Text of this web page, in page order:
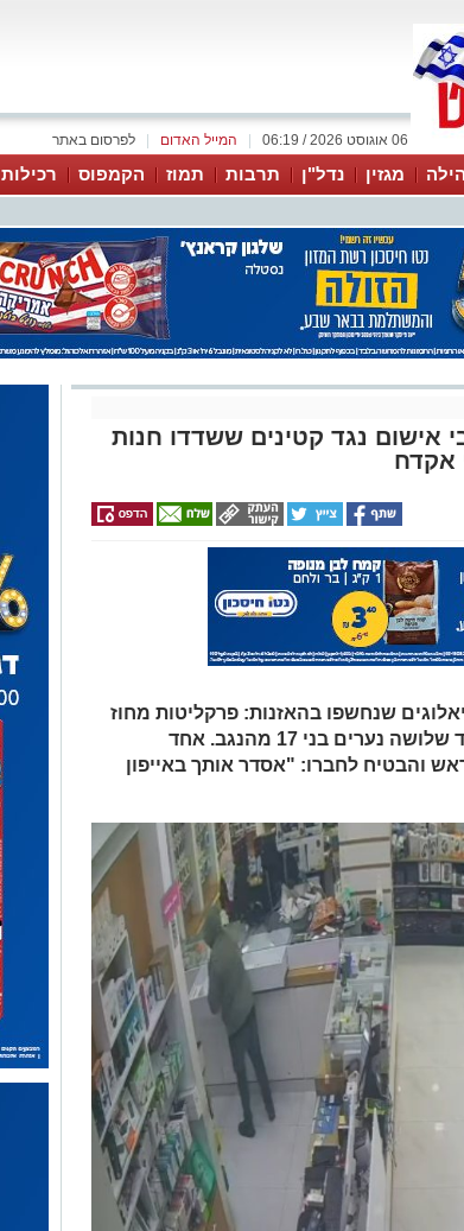
לפרסום באתר המייל האדום 06 אוגוסט 2026 / 06:19
מגזין נדל"ן תרבות תמוז הקמפוס רכילות
אישום נגד קטינים ששדדו חנות
אקדח
ודיאלוגים שנחשפו בהאזנות: פרקליטות מחוז
דרום הגישה כתבי אישום נגד שלושה נערים בני 17 מהנגב. אחד
והבטיח לחברו: "אסדר אותך באייפון